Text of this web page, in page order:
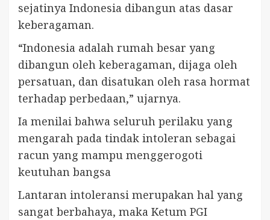
sejatinya Indonesia dibangun atas dasar
keberagaman.
“Indonesia adalah rumah besar yang
dibangun oleh keberagaman, dijaga oleh
persatuan, dan disatukan oleh rasa hormat
terhadap perbedaan,” ujarnya.
Ia menilai bahwa seluruh perilaku yang
mengarah pada tindak intoleran sebagai
racun yang mampu menggerogoti
keutuhan bangsa
Lantaran intoleransi merupakan hal yang
sangat berbahaya, maka Ketum PGI